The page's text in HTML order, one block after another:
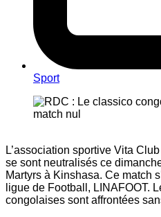
Sport
L’association sportive Vita
se sont neutralisés ce
Martyrs à Kinshasa. Ce match
ligue de Football, LINAFOOT.
congolaises sont affrontées